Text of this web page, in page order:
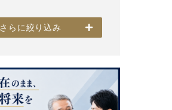
さらに絞り込み